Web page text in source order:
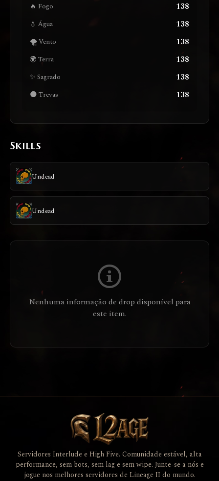
🔥 Fogo 138
💧 Água 138
🌪️ Vento 138
🌍 Terra 138
✨ Sagrado 138
🌑 Trevas 138
Skills
Undead
Undead
Nenhuma informação de drop disponível para
este item.
Servidores Interlude e High Five. Comunidade estável, alta
performance, sem bots, sem lag e sem wipe. Junte-se a nós e
jogue nos melhores servidores de Lineage II do mundo.